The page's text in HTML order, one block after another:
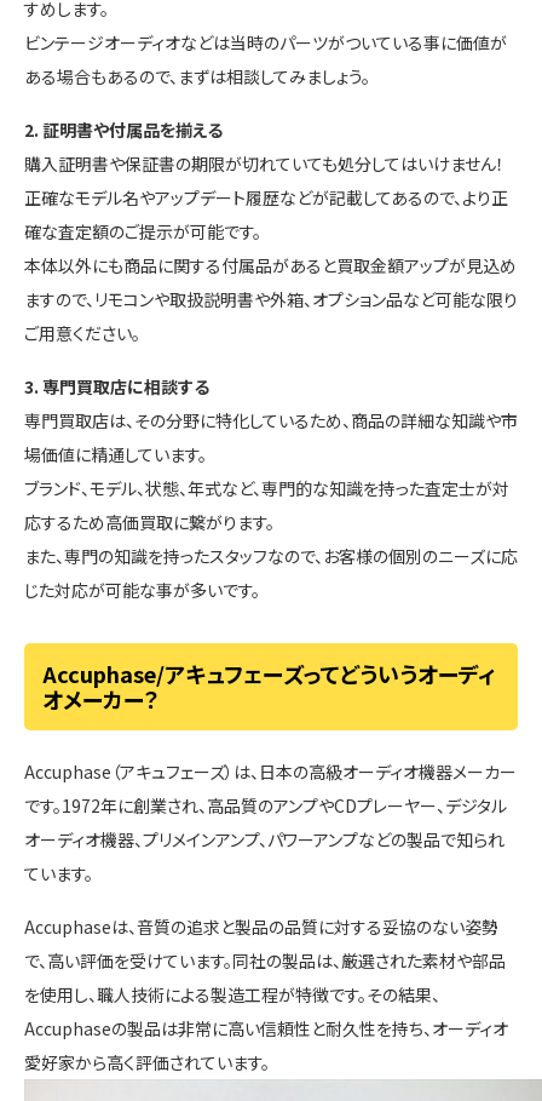
すめします。
ビンテージオーディオなどは当時のパーツがついている事に価値が
ある場合もあるので、まずは相談してみましょう。
2. 証明書や付属品を揃える
購入証明書や保証書の期限が切れていても処分してはいけません！
正確なモデル名やアップデート履歴などが記載してあるので、より正
確な査定額のご提示が可能です。
本体以外にも商品に関する付属品があると買取金額アップが見込め
ますので、リモコンや取扱説明書や外箱、オプション品など可能な限り
ご用意ください。
3. 専門買取店に相談する
専門買取店は、その分野に特化しているため、商品の詳細な知識や市
場価値に精通しています。
ブランド、モデル、状態、年式など、専門的な知識を持った査定士が対
応するため高価買取に繋がります。
また、専門の知識を持ったスタッフなので、お客様の個別のニーズに応
じた対応が可能な事が多いです。
Accuphase/アキュフェーズってどういうオーディ
オメーカー？
Accuphase（アキュフェーズ）は、日本の高級オーディオ機器メーカー
です。1972年に創業され、高品質のアンプやCDプレーヤー、デジタル
オーディオ機器、プリメインアンプ、パワーアンプなどの製品で知られ
ています。
Accuphaseは、音質の追求と製品の品質に対する妥協のない姿勢
で、高い評価を受けています。同社の製品は、厳選された素材や部品
を使用し、職人技術による製造工程が特徴です。その結果、
Accuphaseの製品は非常に高い信頼性と耐久性を持ち、オーディオ
愛好家から高く評価されています。